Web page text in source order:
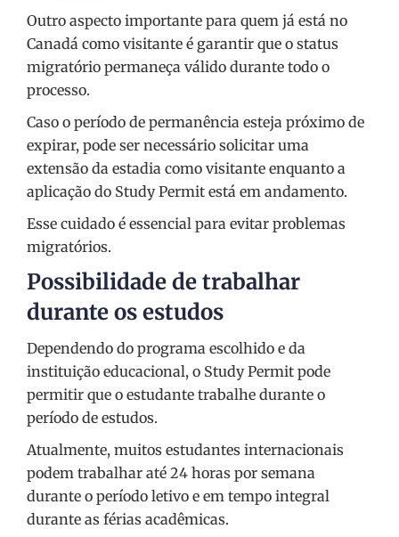
Outro aspecto importante para quem já está no
Canadá como visitante é garantir que o status
migratório permaneça válido durante todo o
processo.
Caso o período de permanência esteja próximo de
expirar, pode ser necessário solicitar uma
extensão da estadia como visitante enquanto a
aplicação do Study Permit está em andamento.
Esse cuidado é essencial para evitar problemas
migratórios.
Possibilidade de trabalhar
durante os estudos
Dependendo do programa escolhido e da
instituição educacional, o Study Permit pode
permitir que o estudante trabalhe durante o
período de estudos.
Atualmente, muitos estudantes internacionais
podem trabalhar até 24 horas por semana
durante o período letivo e em tempo integral
durante as férias acadêmicas.